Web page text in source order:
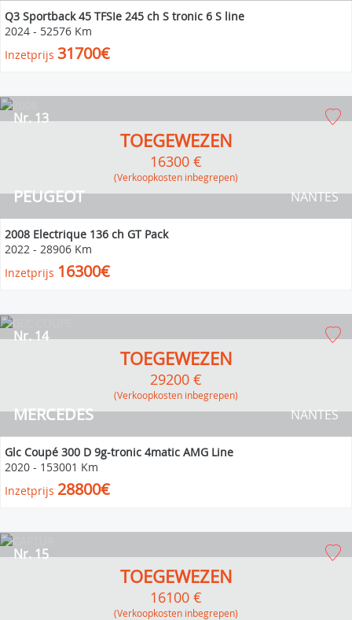
Q3 Sportback 45 TFSIe 245 ch S tronic 6 S line
2024 - 52576 Km
Inzetprijs 31700€
PEUGEOT
Nr. 13
NANTES
TOEGEWEZEN
16300 €
(verkoopkosten inbegrepen)
2008 Electrique 136 ch GT Pack
2022 - 28906 Km
Inzetprijs 16300€
MERCEDES
Nr. 14
NANTES
TOEGEWEZEN
29200 €
(verkoopkosten inbegrepen)
Glc Coupé 300 D 9g-tronic 4matic AMG Line
2020 - 153001 Km
Inzetprijs 28800€
Nr. 15
TOEGEWEZEN
16100 €
(verkoopkosten inbegrepen)